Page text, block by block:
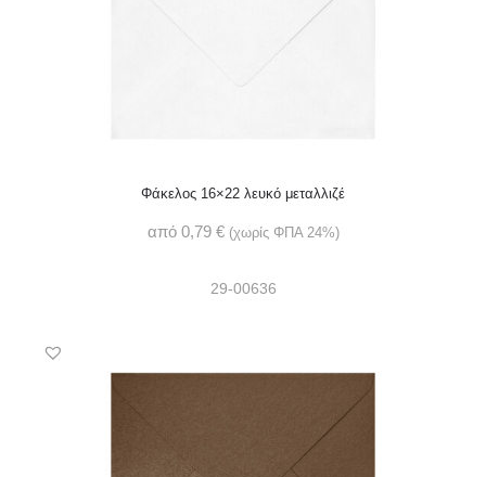
Φάκελος 16×22 λευκό μεταλλιζέ
από 0,79 € (χωρίς ΦΠΑ 24%)
29-00636